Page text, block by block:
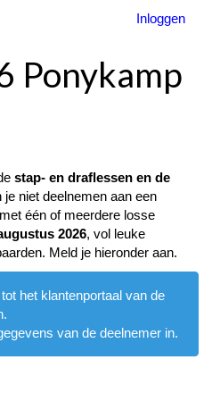
Inloggen
Ponykamp
stap- en draflessen en de
je niet deelnemen aan een
één of meerdere losse
2026, vol leuke
Meld je hieronder aan.
het klantenportaal van de
van de deelnemer in.